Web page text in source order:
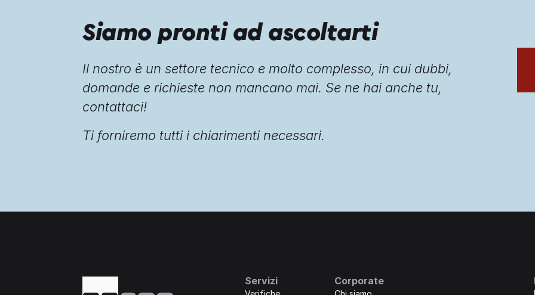
Siamo pronti ad ascoltarti
Il nostro è un settore tecnico e molto complesso, in cui dubbi,
domande e richieste non mancano mai. Se ne hai anche tu,
contattaci!
Ti forniremo tutti i chiarimenti necessari.
Servizi Corporate